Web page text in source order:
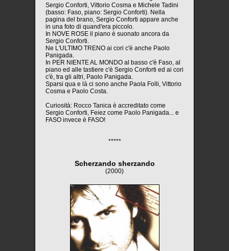
Sergio Conforti, Vittorio Cosma e Michele Tadini
(basso: Faso, piano: Sergio Conforti). Nella
pagina del brano, Sergio Conforti appare anche
in una foto di quand'era piccolo.
In NOVE ROSE il piano è suonato ancora da
Sergio Conforti.
Ne L'ULTIMO TRENO ai cori c'è anche Paolo
Panigada.
In PER NIENTE AL MONDO al basso c'è Faso, al
piano ed alle tastiere c'è Sergio Conforti ed ai cori
c'è, tra gli altri, Paolo Panigada.
Sparsi qua e là ci sono anche Paola Folli, Vittorio
Cosma e Paolo Costa.
Curiosità: Rocco Tanica è accreditato come
Sergio Conforti, Feiez come Paolo Panigada... e
FASO invece è FASO!
*****
Scherzando sherzando
(2000)